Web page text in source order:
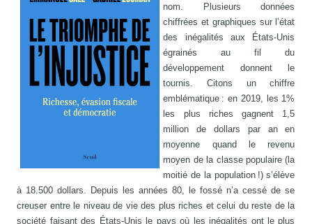
nom. Plusieurs données
chiffrées et graphiques sur l’état
des inégalités aux États-Unis
égrainés au fil du
développement donnent le
tournis. Citons un chiffre
emblématique : en 2019, les 1%
les plus riches gagnent 1,5
million de dollars par an en
moyenne quand le revenu
moyen de la classe populaire (la
moitié de la population !) s’élève
à 18.500 dollars. Depuis les années 80, le fossé n’a cessé de se
creuser entre le niveau de vie des plus riches et celui du reste de la
société faisant des États-Unis le pays où les inégalités ont le plus